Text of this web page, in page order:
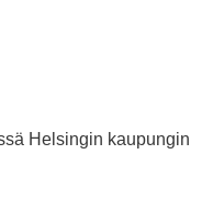
Helsingin kaupungin